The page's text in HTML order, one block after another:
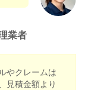
業者
やクレームは
見積金額より